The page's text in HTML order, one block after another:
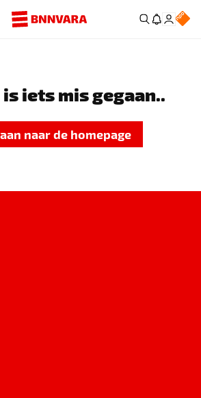
is iets mis gegaan..
naar de homepage